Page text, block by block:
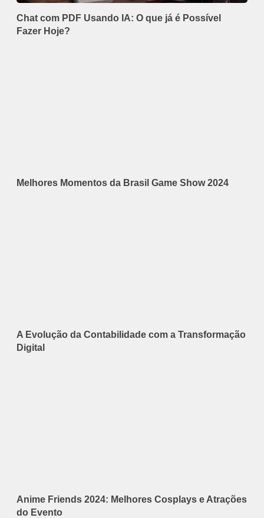
Chat com PDF Usando IA: O que já é Possível
Fazer Hoje?
Melhores Momentos da Brasil Game Show 2024
A Evolução da Contabilidade com a Transformação
Digital
Anime Friends 2024: Melhores Cosplays e Atrações
do Evento